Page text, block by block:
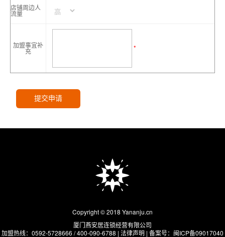
店铺周边人
流量
加盟事宜补
充 *
提交申请
Copyright © 2018 Yananju.cn
厦门燕安居连锁经营有限公司
加盟热线：0592-5728666 / 400-090-6788 | 法律声明 | 备案号： 闽ICP备09017040